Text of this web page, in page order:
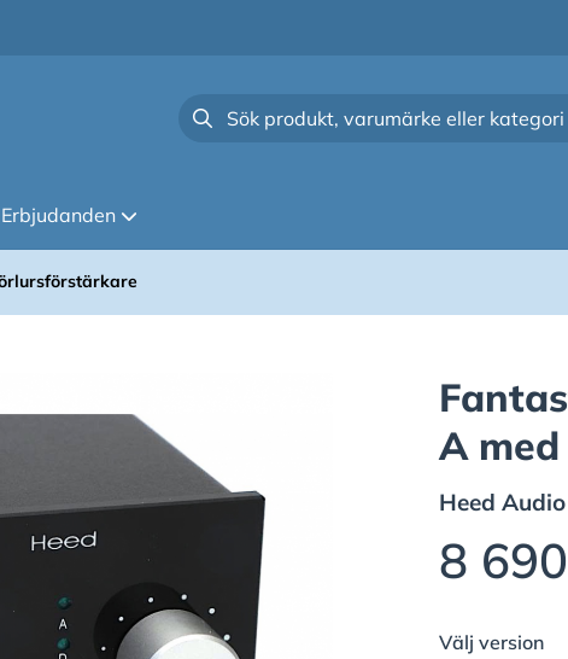
Erbjudanden
A
Heed Audio
8
Välj version